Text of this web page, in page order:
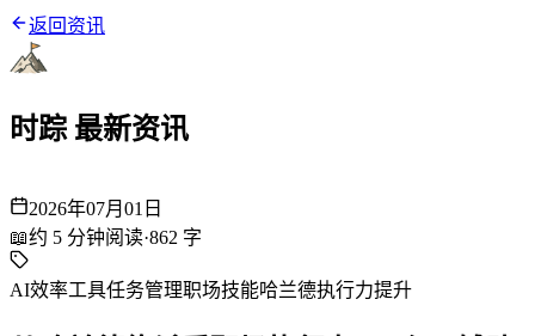
返回资讯
时踪 最新资讯
2026年07月01日
📖约 5 分钟阅读·862 字
AI效率工具任务管理职场技能哈兰德执行力提升